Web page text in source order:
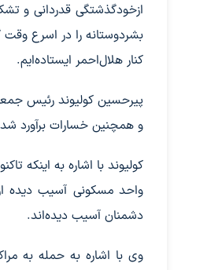
ازخودگذشتگی قدردانی و
بشردوستانه را در اسرع
کنار هلال‌احمر ایستاده‌ایم.
پیرحسین کولیوند رئیس
و همچنین خسارات برآورد
دشمنان آسیب دیده‌اند.